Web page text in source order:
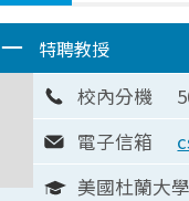
特聘教授
校內分機
電子信箱
美國杜蘭大